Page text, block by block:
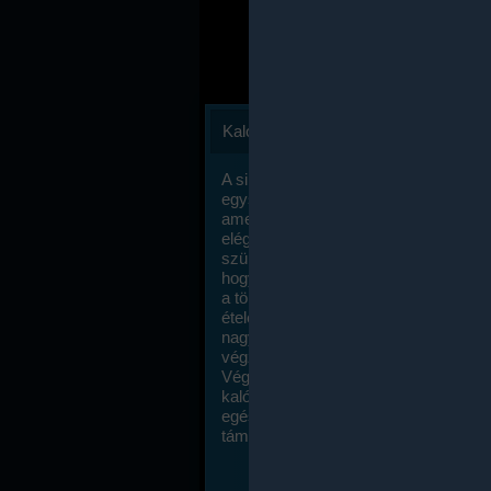
Kalóriaszámlálás
A sikeres fogyás titka valójában igen
egyszerű: égess több energiát, mint
amennyit beviszel. Természetesen
elég nagy fegyelemre és akaraterőre
szükség, de meglepődve fogod
hogy a kalóriaszámolás mennyire
a többi diétához képest. Itt nincsenek
ételek és a megengedett kalóriabevitelt
nagymértékben növelheted ha
végzel.
Végül, de nem utolsó sorban, a
kalóriaszámolás módszerét a legtöbb
egészségügyi szakorvos ajánlja és
támogatja.